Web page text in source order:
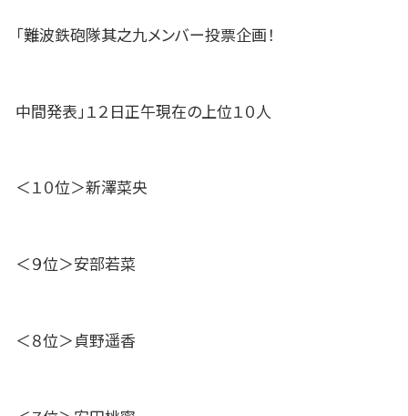
「難波鉄砲隊其之九メンバー投票企画！
中間発表」１２日正午現在の上位１０人
＜１０位＞新澤菜央
＜９位＞安部若菜
＜８位＞貞野遥香